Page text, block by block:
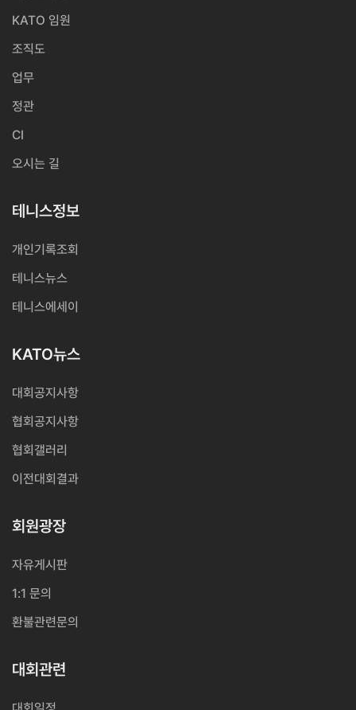
KATO 임원
조직도
업무
정관
CI
오시는 길
테니스정보
개인기록조회
테니스뉴스
테니스에세이
KATO뉴스
대회공지사항
협회공지사항
협회갤러리
이전대회결과
회원광장
자유게시판
1:1 문의
환불관련문의
대회관련